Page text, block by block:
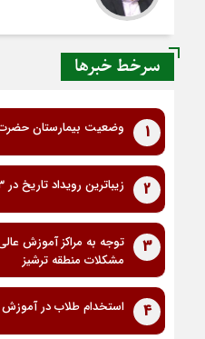
سرخط خبرها
1 وضعیت بیمارستان
2 زیباترین رویداد تاریخ در ۱۳رجب
3
توجه به مراکز آموزش
مشکلات منطقه ترشیز
4 استخدام طلاب در